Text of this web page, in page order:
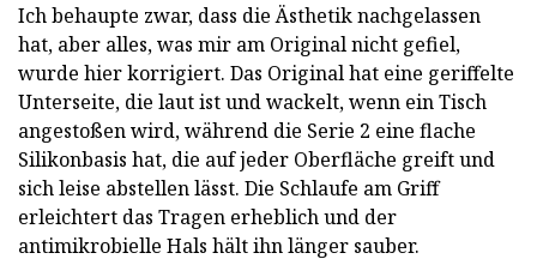
Ich behaupte zwar, dass die Ästhetik nachgelassen
hat, aber alles, was mir am Original nicht gefiel,
wurde hier korrigiert. Das Original hat eine geriffelte
Unterseite, die laut ist und wackelt, wenn ein Tisch
angestoßen wird, während die Serie 2 eine flache
Silikonbasis hat, die auf jeder Oberfläche greift und
sich leise abstellen lässt. Die Schlaufe am Griff
erleichtert das Tragen erheblich und der
antimikrobielle Hals hält ihn länger sauber.